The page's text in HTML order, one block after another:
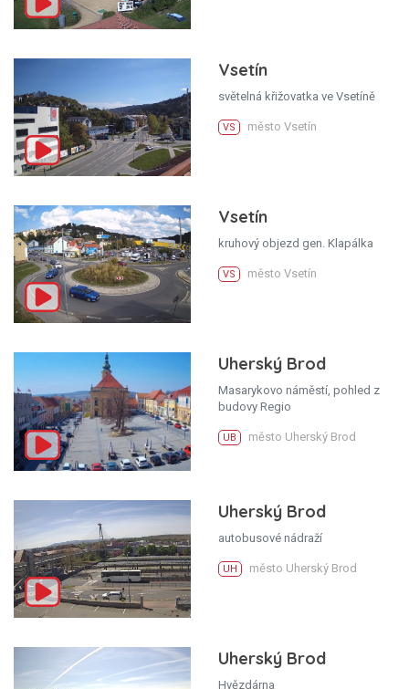
Vsetín
světelná křižovatka ve Vsetíně
VS město Vsetín
Vsetín
kruhový objezd gen. Klapálka
VS město Vsetín
Uherský Brod
Masarykovo náměstí, pohled z
budovy Regio
UB město Uherský Brod
Uherský Brod
autobusové nádraží
UH město Uherský Brod
Uherský Brod
Hvězdárna